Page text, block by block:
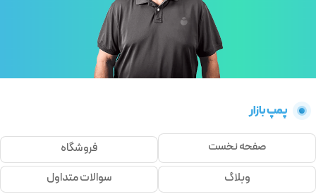
پمپ بازار
صفحه نخست
فروشگاه
وبلاگ
سوالات متداول